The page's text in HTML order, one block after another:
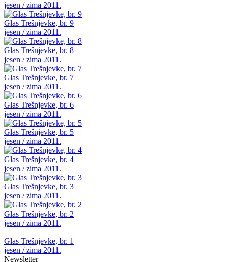
jesen / zima 2011.
Glas Trešnjevke, br. 9
jesen / zima 2011.
Glas Trešnjevke, br. 8
jesen / zima 2011.
Glas Trešnjevke, br. 7
jesen / zima 2011.
Glas Trešnjevke, br. 6
jesen / zima 2011.
Glas Trešnjevke, br. 5
jesen / zima 2011.
Glas Trešnjevke, br. 4
jesen / zima 2011.
Glas Trešnjevke, br. 3
jesen / zima 2011.
Glas Trešnjevke, br. 2
jesen / zima 2011.
Glas Trešnjevke, br. 1
jesen / zima 2011.
Newsletter